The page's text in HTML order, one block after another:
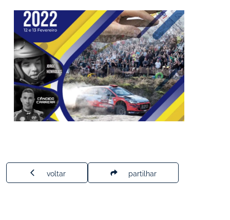
voltar partilhar